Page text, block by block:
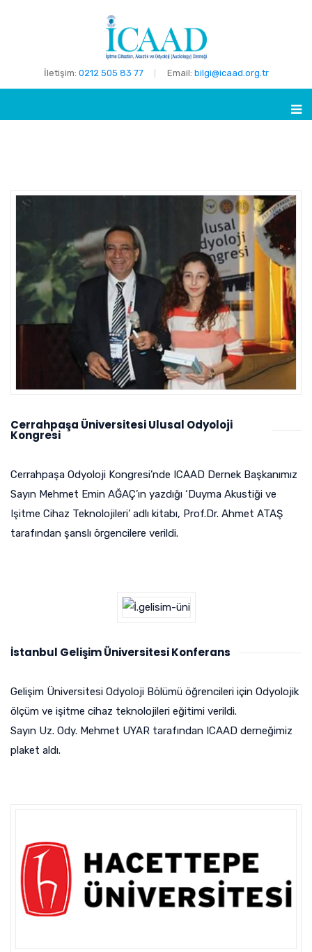
İletişim: 0212 505 83 77 Email: bilgi@icaad.org.tr
Cerrahpaşa Üniversitesi Ulusal Odyoloji
Kongresi
Cerrahpaşa Odyoloji Kongresi’nde ICAAD Dernek Başkanımız
Sayın Mehmet Emin AĞAÇ’ın yazdığı ‘Duyma Akustiği ve
Işitme Cihaz Teknolojileri’ adlı kitabı, Prof.Dr. Ahmet ATAŞ
tarafından şanslı örgencilere verildi.
İstanbul Gelişim Üniversitesi Konferans
Gelişim Üniversitesi Odyoloji Bölümü öğrencileri için Odyolojik
ölçüm ve işitme cihaz teknolojileri eğitimi verildi.
Sayın Uz. Ody. Mehmet UYAR tarafından ICAAD derneğimiz
plaket aldı.